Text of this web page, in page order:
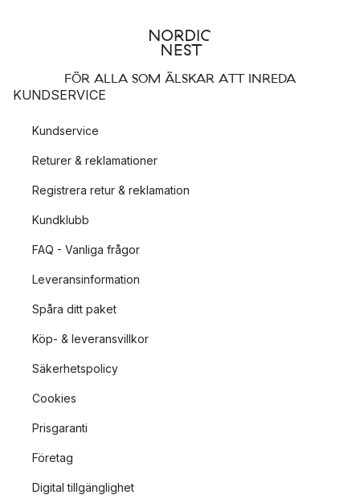
FÖR ALLA SOM ÄLSKAR ATT INREDA
KUNDSERVICE
Kundservice
Returer & reklamationer
Registrera retur & reklamation
Kundklubb
FAQ - Vanliga frågor
Leveransinformation
Spåra ditt paket
Köp- & leveransvillkor
Säkerhetspolicy
Cookies
Prisgaranti
Företag
Digital tillgänglighet